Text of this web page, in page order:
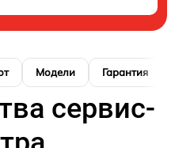
Модели Гарантия
сервис-